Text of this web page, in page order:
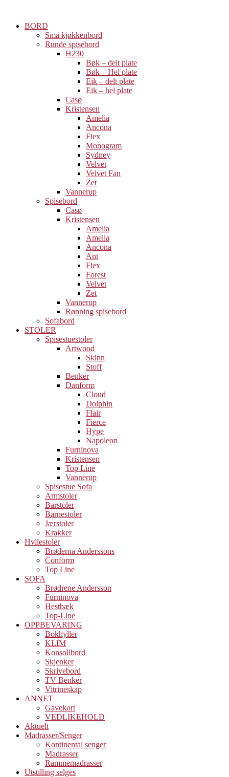
contentBORD
Små kjøkkenbord
Runde spisebord
H230
Bøk – delt plate
Bøk – Hel plate
Eik – delt plate
Eik – hel plate
Casø
Kristensen
Amelia
Ancona
Flex
Monogram
Sydney
Velvet
Velvet Fan
Zet
Vannerup
Spisebord
Casø
Kristensen
Amelia
Amelia
Ancona
Ant
Flex
Forest
Velvet
Zet
Vannerup
Rønning spisebord
Sofabord
STOLER
Spisestuestoler
Artwood
Skinn
Stoff
Benker
Danform
Cloud
Dolphin
Flair
Fierce
Hype
Napoleon
Furninova
Kristensen
Top Line
Vannerup
Spisestue Sofa
Armstoler
Barstoler
Barnestoler
Jærstoler
Krakker
Hvilestoler
Brøderna Anderssons
Conform
Top Line
SOFA
Brødrene Andersson
Furninova
Hestbæk
Top-Line
OPPBEVARING
Bokhyller
KLIM
Konsollbord
Skjenker
Skrivebord
TV Benker
Vitrineskap
ANNET
Gavekort
VEDLIKEHOLD
Aktuelt
Madrasser/Senger
Kontinental senger
Madrasser
Rammemadrasser
Utstilling selges